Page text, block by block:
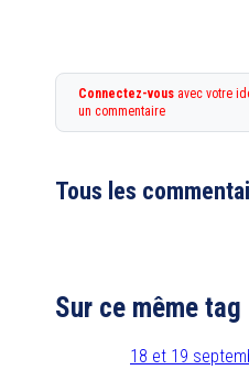
Connectez-vous avec votre
un commentaire
Tous les
Sur ce même tag
18 et 19